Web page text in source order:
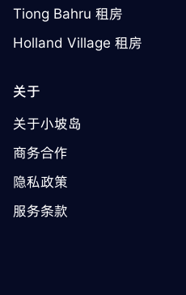
Tiong Bahru 租房
Holland Village 租房
关于
关于小坡岛
商务合作
隐私政策
服务条款